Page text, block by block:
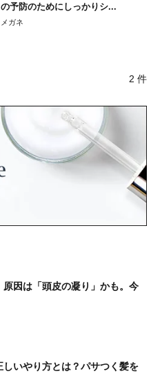
の予防のためにしっかりシ...
メガネ
2 件
原因は「頭皮の凝り」かも。今
しいやり方とは？パサつく髪を